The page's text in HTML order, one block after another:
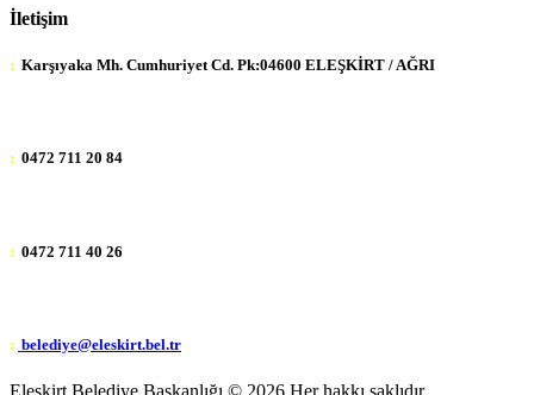
İletişim
: Karşıyaka Mh. Cumhuriyet Cd. Pk:04600 ELEŞKİRT / AĞRI
: 0472 711 20 84
: 0472 711 40 26
: belediye@eleskirt.bel.tr
Eleşkirt Belediye Başkanlığı © 2026 Her hakkı saklıdır.